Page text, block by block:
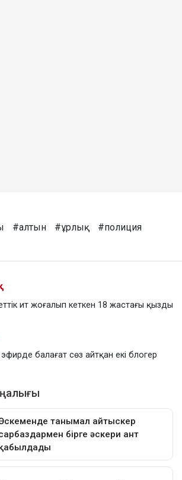
#алтын #ұрлық
#полиция
ит жоғалып кеткен 18 жастағы қызды
балағат сөз айтқан екі блогер